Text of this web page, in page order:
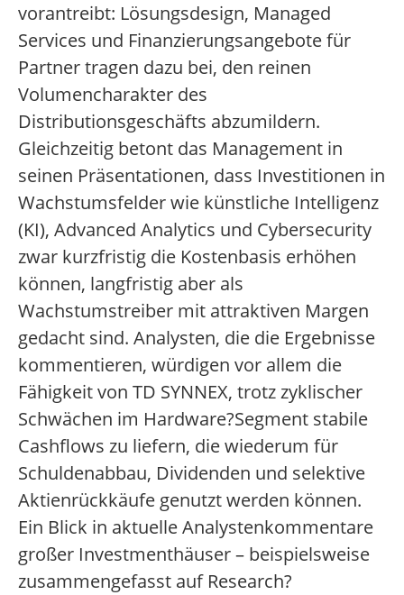
vorantreibt: Lösungsdesign, Managed
Services und Finanzierungsangebote für
Partner tragen dazu bei, den reinen
Volumencharakter des
Distributionsgeschäfts abzumildern.
Gleichzeitig betont das Management in
seinen Präsentationen, dass Investitionen in
Wachstumsfelder wie künstliche Intelligenz
(KI), Advanced Analytics und Cybersecurity
zwar kurzfristig die Kostenbasis erhöhen
können, langfristig aber als
Wachstumstreiber mit attraktiven Margen
gedacht sind. Analysten, die die Ergebnisse
kommentieren, würdigen vor allem die
Fähigkeit von TD SYNNEX, trotz zyklischer
Schwächen im Hardware?Segment stabile
Cashflows zu liefern, die wiederum für
Schuldenabbau, Dividenden und selektive
Aktienrückkäufe genutzt werden können.
Ein Blick in aktuelle Analystenkommentare
großer Investmenthäuser – beispielsweise
zusammengefasst auf Research?